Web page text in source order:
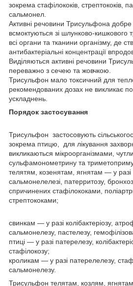
зокрема стафілококів, стрептококів,
сальмонел.
Активні речовини Трисульфона
всмоктуються зі шлунково-кишкового
всі органи та тканини організму, де
антибактеріальні концентрації
Виділяються активні речовини
переважно з сечею та жовчкою.
Трисульфон мало токсичний для
рекомендованих дозах не викликає
ускладнень.
Порядок застосування
Трисульфон застосовують
зокрема птицю, для лікування
викликаються мікроорганізмами,
сульфамонометрину та
телятям, козенятам, ягнятам — у разі
сальмонелелезі, патерритозу,
спричинених стафілококами,
стрептококами;
свинкам — у разі колібактеріозу,
сальмонелезу, пастелезу,
птиці — у разі патерелезу,
стафілокозу;
кроликам — у разі патерелелезу,
сальмонелезу.
Трисульфон телятам, козлям,